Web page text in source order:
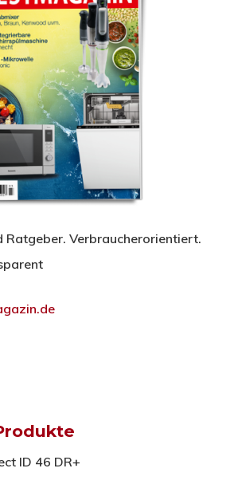
Ratgeber. Verbraucherorientiert.
ID 46 DR+